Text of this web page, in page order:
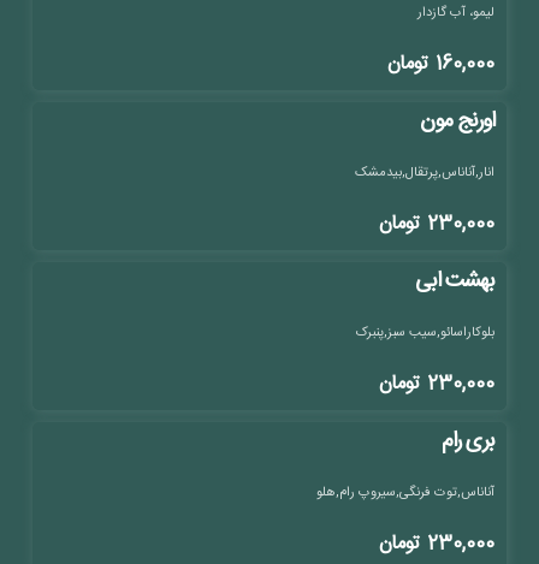
لیمو، آب گازدار
160,000 تومان
اورنج مون
انار,آناناس,پرتقال,بیدمشک
230,000 تومان
بهشت ابی
بلوکاراسائو,سیب سبز,پنبرک
230,000 تومان
بری رام
آناناس,توت فرنگی,سیروپ رام,هلو
230,000 تومان